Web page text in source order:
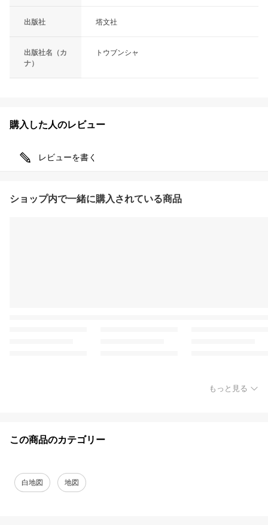
出版社 塔文社
出版社名（カ
ナ）
トウブンシャ
購入した人のレビュー
レビューを書く
ショップ内で一緒に購入されている商品
もっと見る
この商品のカテゴリー
白地図 地図